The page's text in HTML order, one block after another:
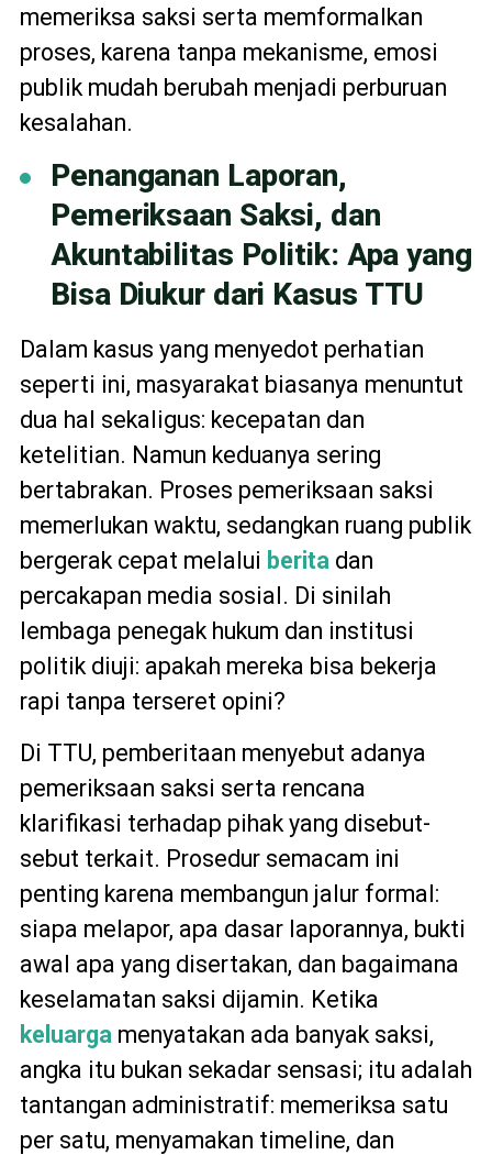
memeriksa saksi serta memformalkan
proses, karena tanpa mekanisme, emosi
publik mudah berubah menjadi perburuan
kesalahan.
Penanganan Laporan,
Pemeriksaan Saksi, dan
Akuntabilitas Politik: Apa yang
Bisa Diukur dari Kasus TTU
Dalam kasus yang menyedot perhatian
seperti ini, masyarakat biasanya menuntut
dua hal sekaligus: kecepatan dan
ketelitian. Namun keduanya sering
bertabrakan. Proses pemeriksaan saksi
memerlukan waktu, sedangkan ruang publik
bergerak cepat melalui berita dan
percakapan media sosial. Di sinilah
lembaga penegak hukum dan institusi
politik diuji: apakah mereka bisa bekerja
rapi tanpa terseret opini?
Di TTU, pemberitaan menyebut adanya
pemeriksaan saksi serta rencana
klarifikasi terhadap pihak yang disebut-
sebut terkait. Prosedur semacam ini
penting karena membangun jalur formal:
siapa melapor, apa dasar laporannya, bukti
awal apa yang disertakan, dan bagaimana
keselamatan saksi dijamin. Ketika
keluarga menyatakan ada banyak saksi,
angka itu bukan sekadar sensasi; itu adalah
tantangan administratif: memeriksa satu
per satu, menyamakan timeline, dan